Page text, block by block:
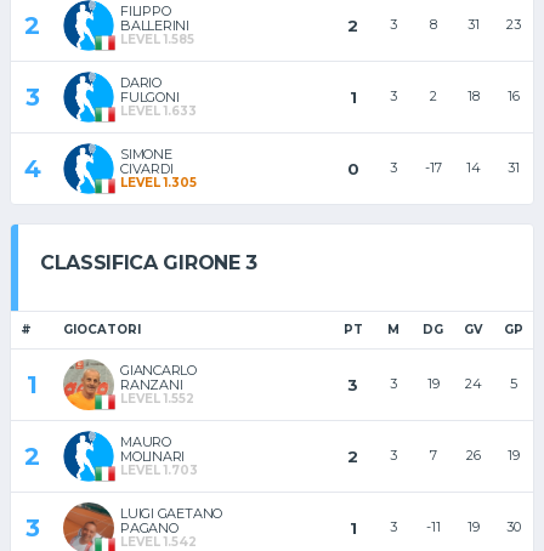
2
FILIPPO
BALLERINI
LEVEL 1.585
2 3 8 31 23
3
DARIO
FULGONI
LEVEL 1.633
1 3 2 18 16
4
SIMONE
CIVARDI
LEVEL 1.305
0 3 -17 14 31
CLASSIFICA GIRONE 3
# GIOCATORI PT M DG GV GP
1
GIANCARLO
RANZANI
LEVEL 1.552
3 3 19 24 5
2
MAURO
MOLINARI
LEVEL 1.703
2 3 7 26 19
3
LUIGI GAETANO
PAGANO
LEVEL 1.542
1 3 -11 19 30